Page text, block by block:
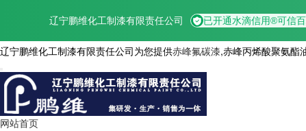
辽宁鹏维化工制漆有限责任公司为您提供赤峰氟碳漆,赤峰丙烯酸聚氨酯
网站首页